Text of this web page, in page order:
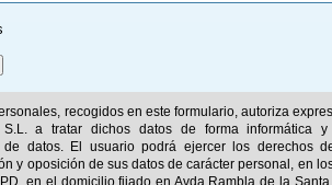
recogidos en este formulario, autoriza
S.L. a tratar dichos datos de forma informática y
datos. El usuario podrá ejercer los derechos
y oposición de sus datos de carácter personal, en
en el domicilio fijado en Avda.Rambla de la